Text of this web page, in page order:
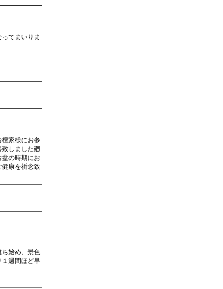
てまいりま
家様にお参
しました廻
の時期にお
健康を祈念致
ち始め、景色
１週間ほど早